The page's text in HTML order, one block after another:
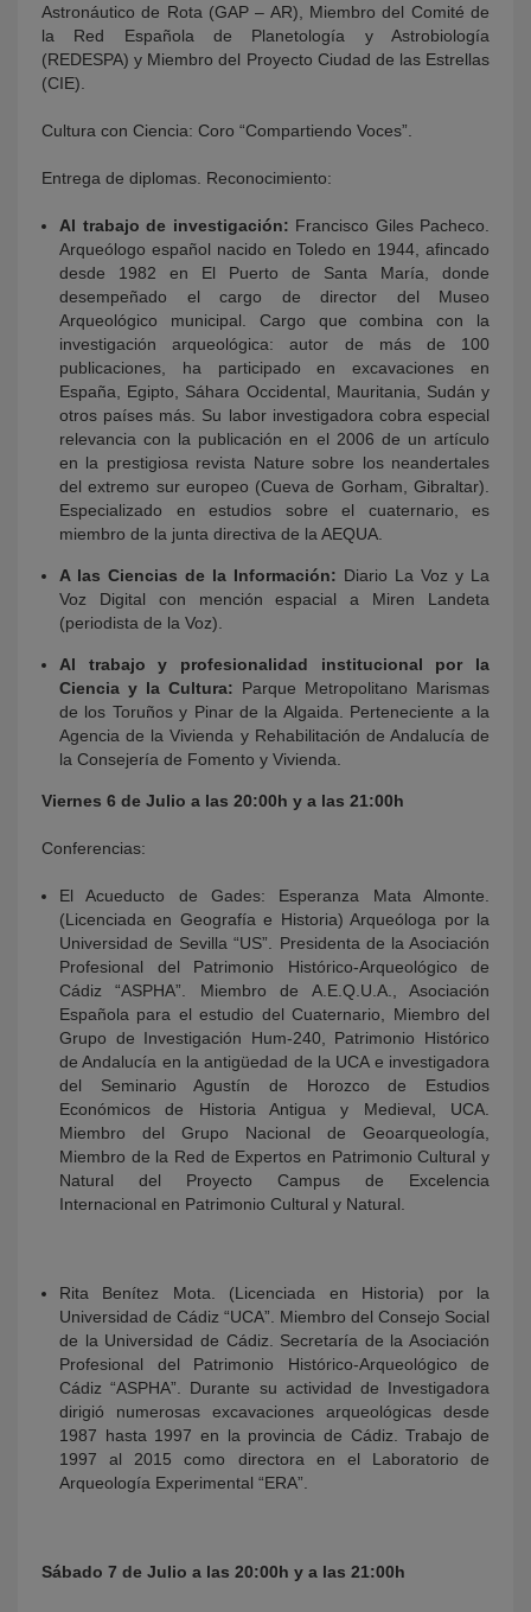
Astronáutico de Rota (GAP – AR), Miembro del Comité de
la Red Española de Planetología y Astrobiología
(REDESPA) y Miembro del Proyecto Ciudad de las Estrellas
(CIE).
Cultura con Ciencia: Coro “Compartiendo Voces”.
Entrega de diplomas. Reconocimiento:
Al trabajo de investigación: Francisco Giles Pacheco.
Arqueólogo español nacido en Toledo en 1944, afincado
desde 1982 en El Puerto de Santa María, donde
desempeñado el cargo de director del Museo
Arqueológico municipal. Cargo que combina con la
investigación arqueológica: autor de más de 100
publicaciones, ha participado en excavaciones en
España, Egipto, Sáhara Occidental, Mauritania, Sudán y
otros países más. Su labor investigadora cobra especial
relevancia con la publicación en el 2006 de un artículo
en la prestigiosa revista Nature sobre los neandertales
del extremo sur europeo (Cueva de Gorham, Gibraltar).
Especializado en estudios sobre el cuaternario, es
miembro de la junta directiva de la AEQUA.
A las Ciencias de la Información: Diario La Voz y La
Voz Digital con mención espacial a Miren Landeta
(periodista de la Voz).
Al trabajo y profesionalidad institucional por la
Ciencia y la Cultura: Parque Metropolitano Marismas
de los Toruños y Pinar de la Algaida. Perteneciente a la
Agencia de la Vivienda y Rehabilitación de Andalucía de
la Consejería de Fomento y Vivienda.
Viernes 6 de Julio a las 20:00h y a las 21:00h
Conferencias:
El Acueducto de Gades: Esperanza Mata Almonte.
(Licenciada en Geografía e Historia) Arqueóloga por la
Universidad de Sevilla “US”. Presidenta de la Asociación
Profesional del Patrimonio Histórico-Arqueológico de
Cádiz “ASPHA”. Miembro de A.E.Q.U.A., Asociación
Española para el estudio del Cuaternario, Miembro del
Grupo de Investigación Hum-240, Patrimonio Histórico
de Andalucía en la antigüedad de la UCA e investigadora
del Seminario Agustín de Horozco de Estudios
Económicos de Historia Antigua y Medieval, UCA.
Miembro del Grupo Nacional de Geoarqueología,
Miembro de la Red de Expertos en Patrimonio Cultural y
Natural del Proyecto Campus de Excelencia
Internacional en Patrimonio Cultural y Natural.
Rita Benítez Mota. (Licenciada en Historia) por la
Universidad de Cádiz “UCA”. Miembro del Consejo Social
de la Universidad de Cádiz. Secretaría de la Asociación
Profesional del Patrimonio Histórico-Arqueológico de
Cádiz “ASPHA”. Durante su actividad de Investigadora
dirigió numerosas excavaciones arqueológicas desde
1987 hasta 1997 en la provincia de Cádiz. Trabajo de
1997 al 2015 como directora en el Laboratorio de
Arqueología Experimental “ERA”.
Sábado 7 de Julio a las 20:00h y a las 21:00h